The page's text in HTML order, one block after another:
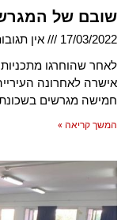
שובם של
17/03/2022
אין
לאחר שהוחרגו
אישרה לאחרונה
חמישה מגרשים
המשך קריאה »